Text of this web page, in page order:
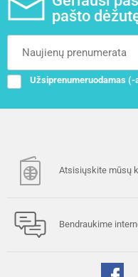
pašto
Užsiprenumeruodamas (-
Atsisiųskite mūsų
Bendraukime